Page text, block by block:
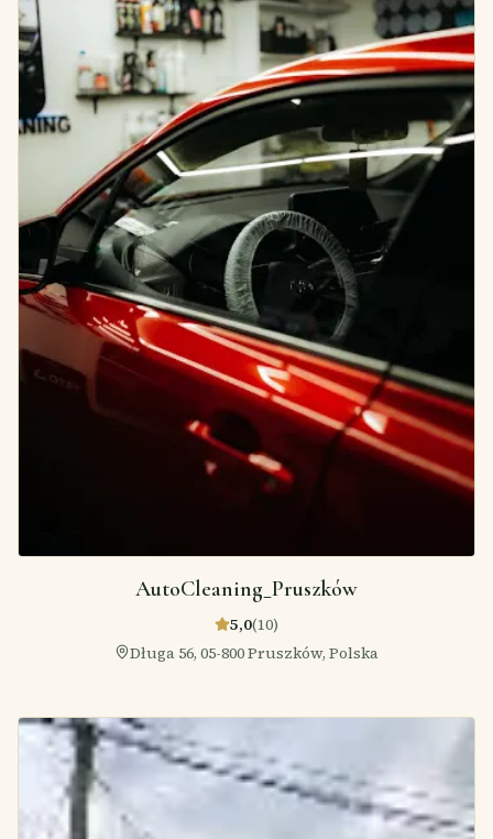
AutoCleaning_Pruszków
5,0(10)
Długa 56, 05-800 Pruszków, Polska